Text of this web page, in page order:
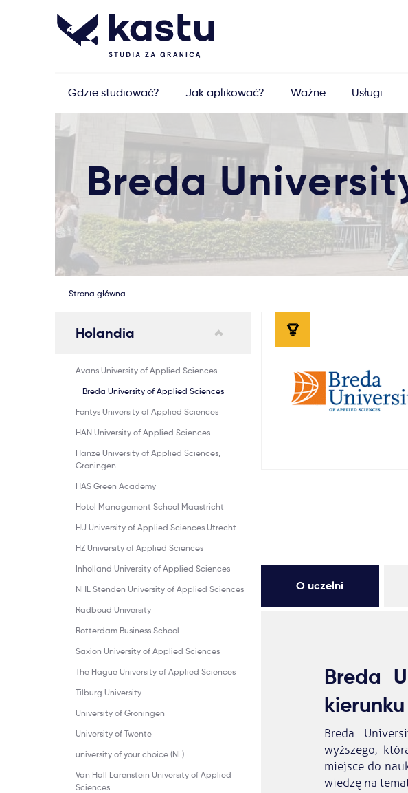
Gdzie studiować? Jak aplikować? Ważne Usługi
Breda
Strona główna
Holandia
Avans University of Applied Sciences
Breda University of Applied Sciences
Fontys University of Applied Sciences
HAN University of Applied Sciences
Hanze University of Applied Sciences,
Groningen
HAS Green Academy
Hotel Management School Maastricht
HU University of Applied Sciences Utrecht
HZ University of Applied Sciences
Inholland University of Applied Sciences
NHL Stenden University of Applied Sciences
Radboud University
Rotterdam Business School
Saxion University of Applied Sciences
The Hague University of Applied Sciences
Tilburg University
University of Groningen
University of Twente
university of your choice (NL)
Van Hall Larenstein University of Applied
Sciences
O uczelni
Breda
Breda
wyższego,
miejsce do
wiedzę na